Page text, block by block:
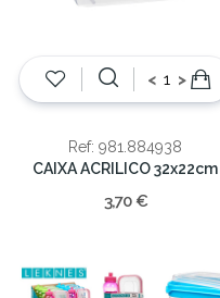
< >
Ref: 981.884938
CAIXA ACRILICO 32x22cm
3,70 €